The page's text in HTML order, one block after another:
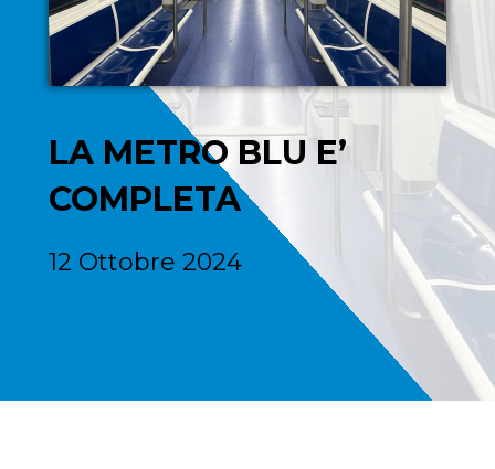
LA METRO BLU E’
COMPLETA
12 Ottobre 2024